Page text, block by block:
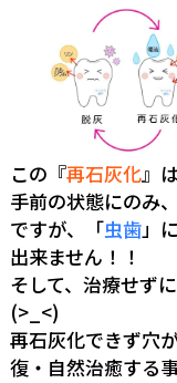
この『再石灰化』
手前の状態にのみ
ですが、「虫歯」
出来ません！！
そして、治療せず
(>_<)
再石灰化できず穴
復・自然治癒する